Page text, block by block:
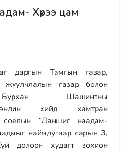
Хүрээ цам
даргын Тамгын газар,
жуулчлалын газар болон
Шашинтны
хийд хамтран
“Даншиг наадам-
наймдугаар сарын 3,
долоон худагт зохион